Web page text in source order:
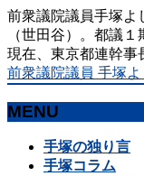
前衆議院議員手塚よ
（世田谷）。都議
現在、東京都連幹事
前衆議院議員 手塚
MENU
手塚の独り言
手塚コラム